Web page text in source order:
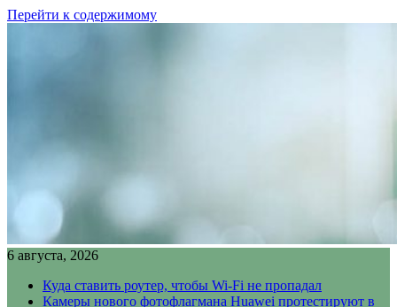
Перейти к содержимому
6 августа, 2026
Куда ставить роутер, чтобы Wi-Fi не пропадал
Камеры нового фотофлагмана Huawei протестируют в